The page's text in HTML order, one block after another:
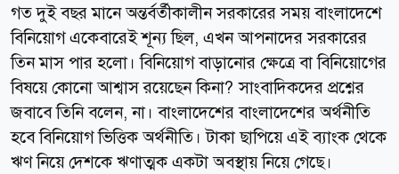
গত দুই বছর মানে অন্তর্বর্তীকালীন সরকারের সময় বাংলাদেশে
বিনিয়োগ একেবারেই শূন্য ছিল, এখন আপনাদের সরকারের
তিন মাস পার হলো। বিনিয়োগ বাড়ানোর ক্ষেত্রে বা বিনিয়োগের
বিষয়ে কোনো আশ্বাস রয়েছেন কিনা? সাংবাদিকদের প্রশ্নের
জবাবে তিনি বলেন, না। বাংলাদেশের বাংলাদেশের অর্থনীতি
হবে বিনিয়োগ ভিত্তিক অর্থনীতি। টাকা ছাপিয়ে এই ব্যাংক থেকে
ঋণ নিয়ে দেশকে ঋণাত্মক একটা অবস্থায় নিয়ে গেছে।